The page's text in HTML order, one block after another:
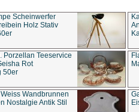
Scheinwerfer
Holz Stativ
Porzellan Teeservice
Rot
50er
Wandbrunnen
Nostalgie Antik Stil